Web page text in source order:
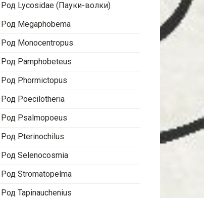
Род Lycosidae (Пауки-волки)
Род Megaphobema
Род Monocentropus
Род Pamphobeteus
Род Phormictopus
Род Poecilotheria
Род Psalmopoeus
Род Pterinochilus
Род Selenocosmia
Род Stromatopelma
Род Tapinauchenius